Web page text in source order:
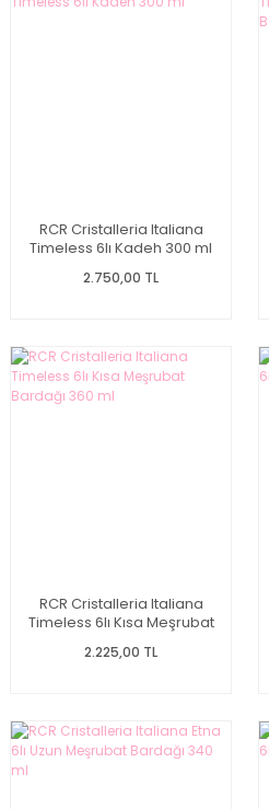
RCR Cristalleria Italiana
Timeless 6lı Kadeh 300 ml
2.750,00 TL
RCR Cristalleria Italiana
Timeless 6lı Kısa Meşrubat
2.225,00 TL